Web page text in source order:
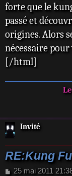
forte que le
passé et
origines. Alors
nécessaire pour
[/html]
Invité
RE:Kung
M
25 mai 2011